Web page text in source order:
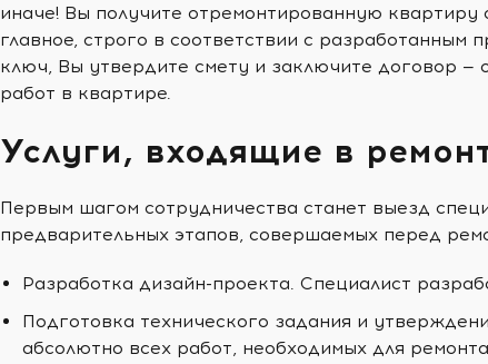
иначе! Вы получите отремонтированную
главное, строго в соответствии с
ключ, Вы утвердите смету и заключите договор —
работ в квартире.
Услуги, входящие в
Первым шагом сотрудничества станет выезд
предварительных этапов, совершаемых перед
Разработка дизайн-проекта. Специалист
Подготовка технического задания и
абсолютно всех работ, необходимых для